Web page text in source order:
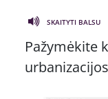
SKAITYTI BALSU
Pažymėkite